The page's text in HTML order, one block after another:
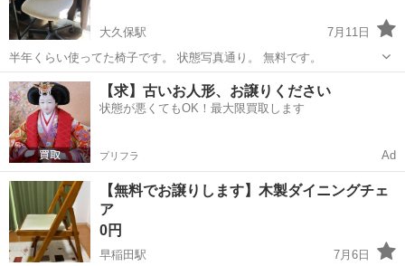
大久保駅
7月11日
半年くらい使ってた椅子です。 状態写真通り。 無料です。
東京 新宿区 大久保駅 椅子
【求】古いお人形、お譲りください
状態が悪くてもOK！最大限買取します
プリフラ Ad
【無料でお譲りします】木製ダイニングチェ
ア
0円
早稲田駅
7月6日